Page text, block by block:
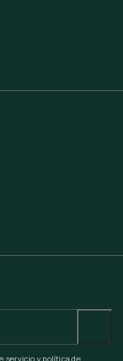
servicio y política de